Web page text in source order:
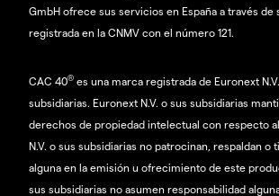
GmbH ofrece sus servicios en España a través de
registrada en la CNMV con el número 121.
CAC 40® es una marca registrada de Euronext
subsidiarias. Euronext N.V. o sus subsidiarias
derechos de propiedad intelectual con respecto
N.V. o sus subsidiarias no patrocinan, respaldan o
alguna en la emisión u ofrecimiento de este
sus subsidiarias no asumen responsabilidad